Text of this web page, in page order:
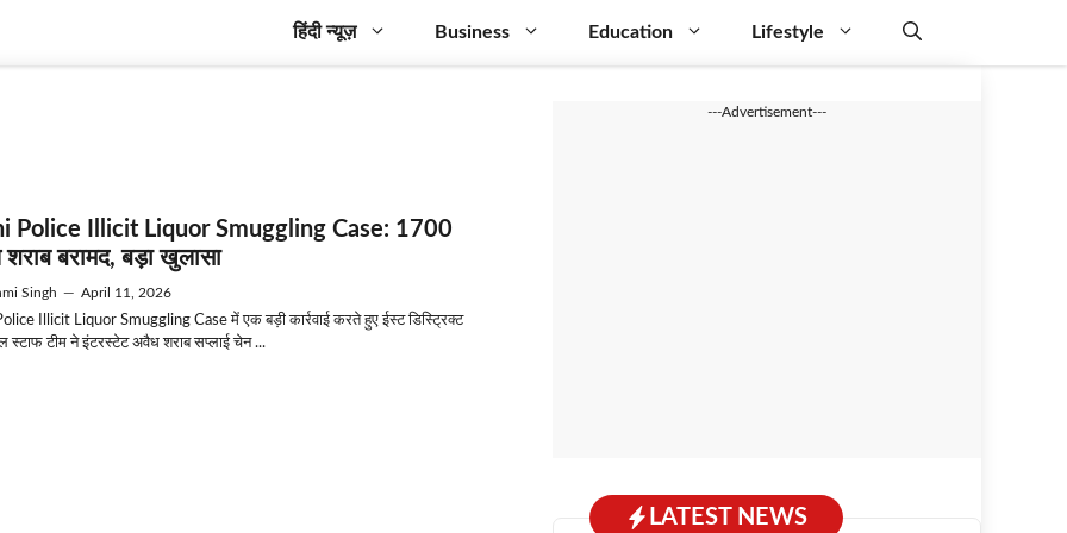
हिंदी न्यूज़ Business Education Lifestyle
Police Illicit Liquor Smuggling Case: 1700
शराब बरामद, बड़ा खुलासा
Singh — April 11, 2026
Illicit Liquor Smuggling Case में एक बड़ी कार्रवाई करते हुए ईस्ट डिस्ट्रिक्ट
स्टाफ टीम ने इंटरस्टेट अवैध शराब सप्लाई चेन ...
---Advertisement---
LATEST NEWS